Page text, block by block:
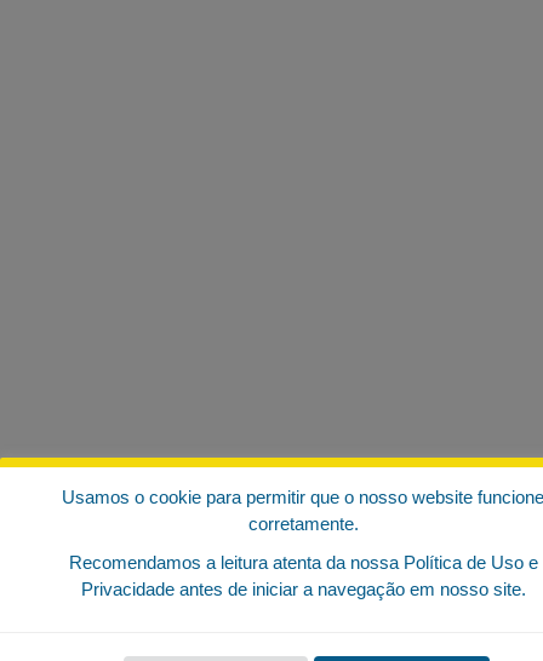
Usamos o cookie para permitir que o nosso website funcione
corretamente.
Recomendamos a leitura atenta da nossa Política de Uso e
Privacidade antes de iniciar a navegação em nosso site.